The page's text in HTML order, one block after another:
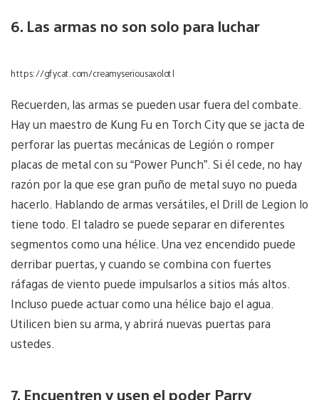
6. Las armas no son solo para luchar
https://gfycat.com/creamyseriousaxolotl
Recuerden, las armas se pueden usar fuera del combate.
Hay un maestro de Kung Fu en Torch City que se jacta de
perforar las puertas mecánicas de Legión o romper
placas de metal con su “Power Punch”. Si él cede, no hay
razón por la que ese gran puño de metal suyo no pueda
hacerlo. Hablando de armas versátiles, el Drill de Legion lo
tiene todo. El taladro se puede separar en diferentes
segmentos como una hélice. Una vez encendido puede
derribar puertas, y cuando se combina con fuertes
ráfagas de viento puede impulsarlos a sitios más altos.
Incluso puede actuar como una hélice bajo el agua.
Utilicen bien su arma, y abrirá nuevas puertas para
ustedes.
7. Encuentren y usen el poder Parry